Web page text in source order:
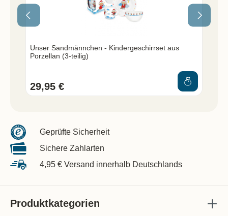
Unser Sandmännchen - Kindergeschirrset aus
Porzellan (3-teilig)
29,95 €
Geprüfte Sicherheit
Sichere Zahlarten
4,95 € Versand innerhalb Deutschlands
Produktkategorien